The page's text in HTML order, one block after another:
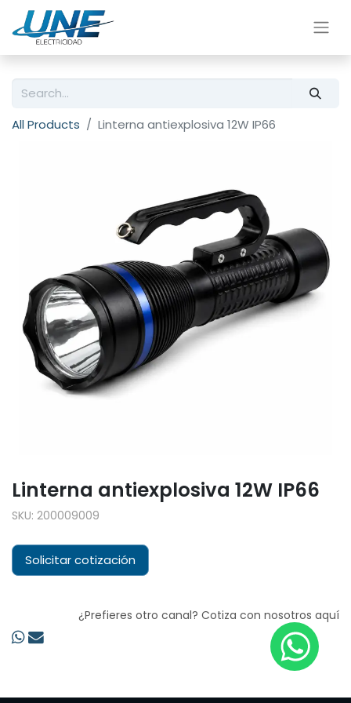
All Products Linterna antiexplosiva 12W IP66
Linterna antiexplosiva 12W IP66
SKU: 200009009
Solicitar cotización
¿Prefieres otro canal? Cotiza con nosotros aquí